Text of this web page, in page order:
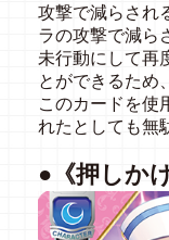
攻撃で減らされ
ラの攻撃で減ら
未行動にして再
とができるため
このカードを使
れたとしても無
●《押しか